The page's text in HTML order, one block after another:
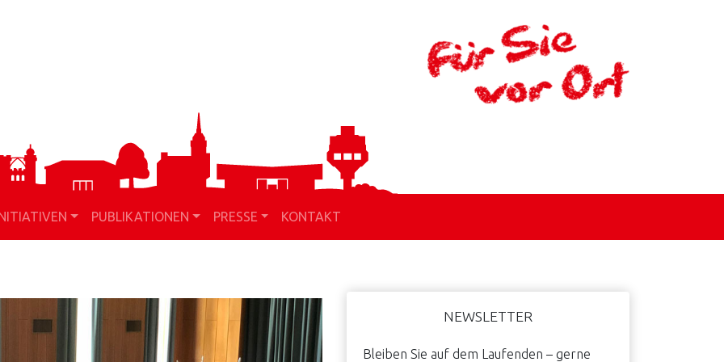
PUBLIKATIONEN PRESSE KONTAKT
NEWSLETTER
Bleiben Sie auf dem Laufenden – gerne